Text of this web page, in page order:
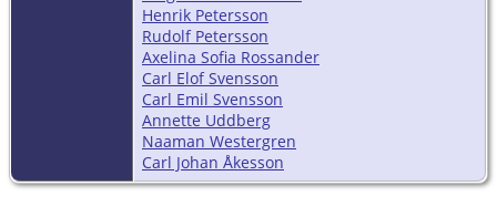
Henrik Petersson
Rudolf Petersson
Axelina Sofia Rossander
Carl Elof Svensson
Carl Emil Svensson
Annette Uddberg
Naaman Westergren
Carl Johan Åkesson